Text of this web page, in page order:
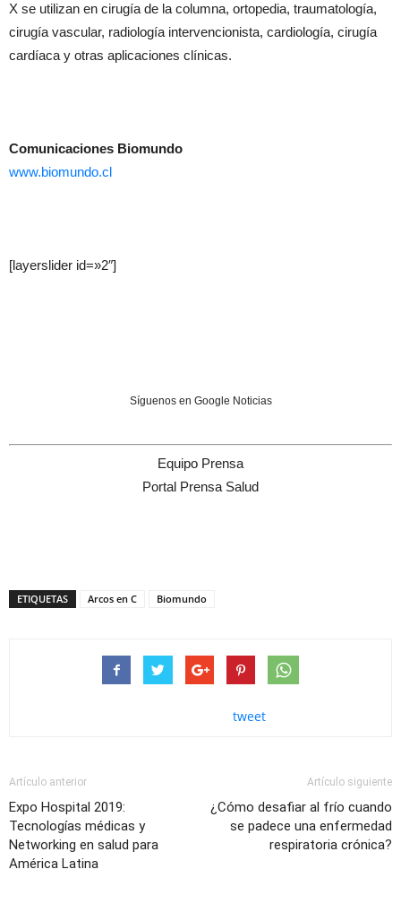
X se utilizan en cirugía de la columna, ortopedia, traumatología,
cirugía vascular, radiología intervencionista, cardiología, cirugía
cardíaca y otras aplicaciones clínicas.
Comunicaciones Biomundo
www.biomundo.cl
[layerslider id=»2″]
Síguenos en Google Noticias
Equipo Prensa
Portal Prensa Salud
ETIQUETAS Arcos en C Biomundo
tweet
Artículo anterior
Expo Hospital 2019:
Tecnologías médicas y
Networking en salud para
América Latina
Artículo siguiente
¿Cómo desafiar al frío cuando
se padece una enfermedad
respiratoria crónica?